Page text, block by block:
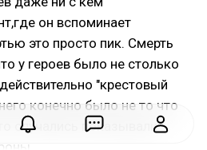
он вспоминает
это просто пик. Смерть
у героев было не столько
"крестовый
конечно было не то что
случались показывали